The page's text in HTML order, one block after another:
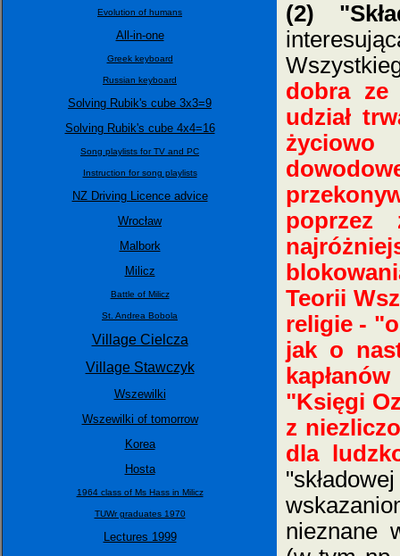
Evolution of humans
All-in-one
Greek keyboard
Russian keyboard
Solving Rubik's cube 3x3=9
Solving Rubik's cube 4x4=16
Song playlists for TV and PC
Instruction for song playlists
NZ Driving Licence advice
Wrocław
Malbork
Milicz
Battle of Milicz
St. Andrea Bobola
Village Cielcza
Village Stawczyk
Wszewilki
Wszewilki of tomorrow
Korea
Hosta
1964 class of Ms Hass in Milicz
TUWr graduates 1970
Lectures 1999
(2)
dobra ze
udział
życiowo
poprzez
Teorii
religie -
jak o
"Księgi
z
dla
nieznane